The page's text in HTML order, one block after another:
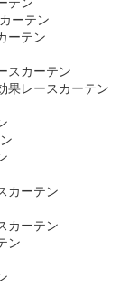
テン
ーテン
ーテン
スカーテン
果レースカーテン
カーテン
カーテン
ン